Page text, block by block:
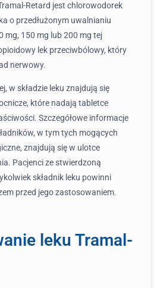
Retard jest chlorowodorek
o przedłużonym uwalnianiu
mg, 150 mg lub 200 mg tej
lek przeciwbólowy, który
nerwowy.
w składzie leku znajdują się
które nadają tabletce
Szczegółowe informacje
w tym tych mogących
znajdują się w ulotce
Pacjenci ze stwierdzoną
składnik leku powinni
przed jego zastosowaniem.
leku Tramal-